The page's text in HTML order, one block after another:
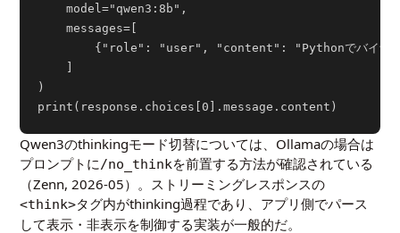
    model="qwen3:8b",
    messages=[
{"role": "user", "content": "Pythonでバイナリ
    ]
)
Qwen3のthinkingモード切替については、Ollamaの場合は
プロンプトに/no_thinkを前置する方法が確認されている
（Zenn,2026-05）。ストリーミングレスポンスの
<think>タグ内がthinking過程であり、アプリ側でパース
して表示・非表示を制御する実装が一般的だ。